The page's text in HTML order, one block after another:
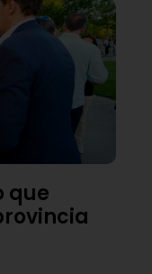
que